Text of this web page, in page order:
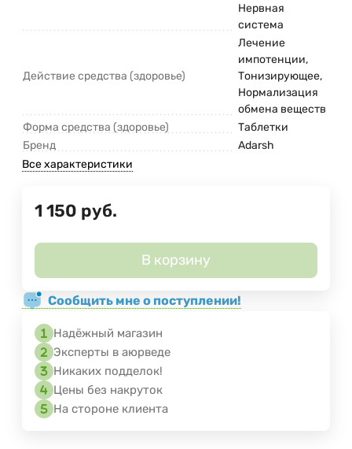
Нервная
система
Действие средства (здоровье)
Лечение
импотенции,
Тонизирующее,
Нормализация
обмена веществ
Форма средства (здоровье)
Таблетки
Бренд
Adarsh
Все характеристики
1 150 руб.
В корзину
Сообщить мне о поступлении!
Надёжный магазин
Эксперты в аюрведе
Никаких подделок!
Цены без накруток
На стороне клиента